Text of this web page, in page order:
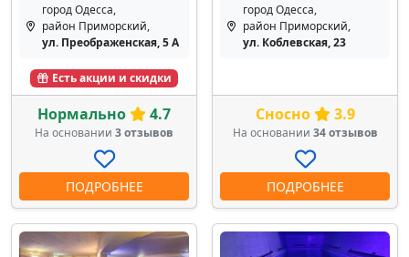
город Одесса,
район Приморский,
ул. Преображенская, 5 А
Есть акции и скидки
Нормально 4.7
На основании 3 отзывов
ПОДРОБНЕЕ
город Одесса,
район Приморский,
ул. Коблевская, 23
Сносно 3.9
На основании 34 отзывов
ПОДРОБНЕЕ